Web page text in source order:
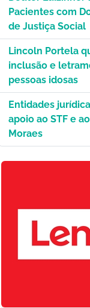
Pacientes com
de Justiça Social
Lincoln Portela
inclusão e
pessoas idosas
Entidades
apoio ao STF e
Moraes